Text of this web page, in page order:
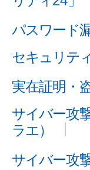
パスワード
セキュリテ
実在証明・
サイバー攻
ラエ）
サイバー攻